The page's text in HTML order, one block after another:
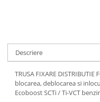
Pistoale de lipit
Pistoale electrice de impact
Polizoare unghiulare
Rindele
Slefuitoare electrice
Descriere
TRUSA FIXARE
blocarea, deblocarea si
Ecoboost SCTi / Ti-VCT